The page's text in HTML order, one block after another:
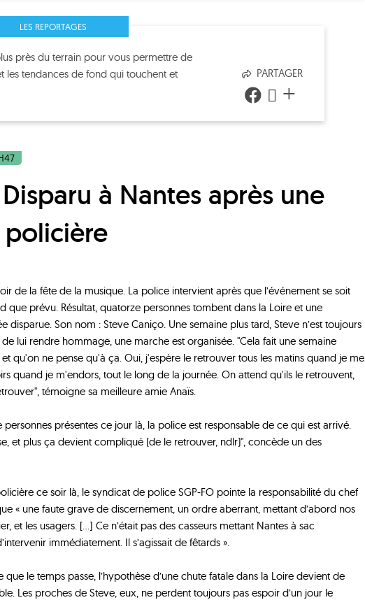
LES REPORTAGES
près du terrain pour vous permettre de
les tendances de fond qui touchent et
PARTAGER
+
de la fête de la musique. La police intervient après que l’événement se soit
que prévu. Résultat, quatorze personnes tombent dans la Loire et une
disparue. Son nom : Steve Caniço. Une semaine plus tard, Steve n’est toujours
lui rendre hommage, une marche est organisée. "Cela fait une semaine
qu'on ne pense qu'à ça. Oui, j'espère le retrouver tous les matins quand je me
quand je m'endors, tout le long de la journée. On attend qu'ils le retrouvent,
témoigne sa meilleure amie Anaïs.
présentes ce jour là, la police est responsable de ce qui est arrivé.
et plus ça devient compliqué (de le retrouver, ndlr)", concède un des
ce soir là, le syndicat de police SGP-FO pointe la responsabilité du chef
« une faute grave de discernement, un ordre aberrant, mettant d’abord nos
et les usagers. […] Ce n’était pas des casseurs mettant Nantes à sac
immédiatement. Il s’agissait de fêtards ».
que le temps passe, l’hypothèse d’une chute fatale dans la Loire devient de
Les proches de Steve, eux, ne perdent toujours pas espoir d’un jour le